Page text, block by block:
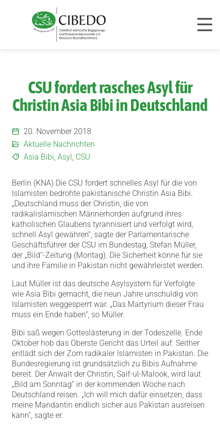
CSU fordert rasches Asyl für
Christin Asia Bibi in Deutschland
20. November 2018
Aktuelle Nachrichten
Asia Bibi Asyl CSU
Berlin (KNA) Die CSU fordert schnelles Asyl für die von
Islamisten bedrohte pakistanische Christin Asia Bibi.
„Deutschland muss der Christin, die von
radikalislamischen Männerhorden aufgrund ihres
katholischen Glaubens tyrannisiert und verfolgt wird,
schnell Asyl gewähren“, sagte der Parlamentarische
Geschäftsführer der CSU im Bundestag, Stefan Müller,
der „Bild“-Zeitung (Montag). Die Sicherheit könne für sie
und ihre Familie in Pakistan nicht gewährleistet werden.
Laut Müller ist das deutsche Asylsystem für Verfolgte
wie Asia Bibi gemacht, die neun Jahre unschuldig von
Islamisten weggesperrt war. „Das Martyrium dieser Frau
muss ein Ende haben“, so Müller.
Bibi saß wegen Gotteslästerung in der Todeszelle. Ende
Oktober hob das Oberste Gericht das Urteil auf. Seither
entlädt sich der Zorn radikaler Islamisten in Pakistan. Die
Bundesregierung ist grundsätzlich zu Bibis Aufnahme
bereit. Der Anwalt der Christin, Saif-ul-Malook, wird laut
„Bild am Sonntag“ in der kommenden Woche nach
Deutschland reisen. „Ich will mich dafür einsetzen, dass
meine Mandantin endlich sicher aus Pakistan ausreisen
kann“, sagte er.